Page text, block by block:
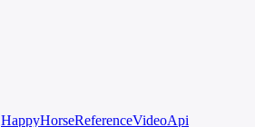
HappyHorseReferenceVideoApi